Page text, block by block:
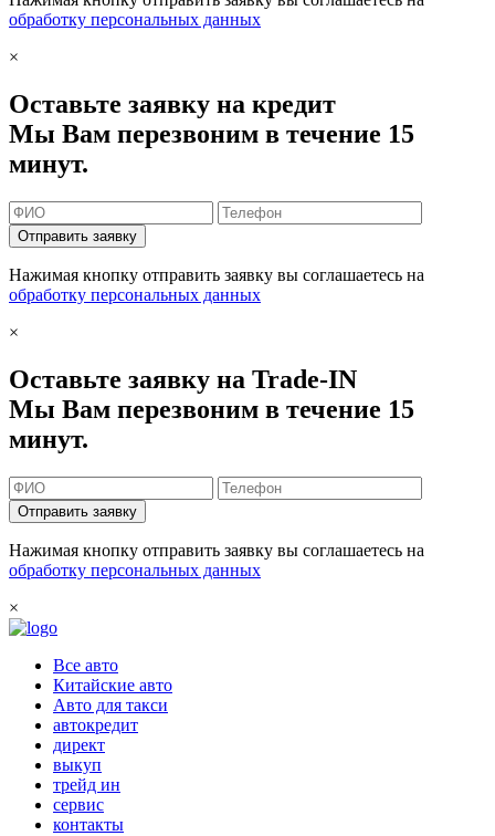
обработку персональных данных
×
Оставьте заявку на кредит
Мы Вам перезвоним в течение 15
минут.
Отправить заявку
Нажимая кнопку отправить заявку вы соглашаетесь на
обработку персональных данных
×
Оставьте заявку на Trade-IN
Мы Вам перезвоним в течение 15
минут.
Отправить заявку
Нажимая кнопку отправить заявку вы соглашаетесь на
обработку персональных данных
×
Все авто
Китайские авто
Авто для такси
автокредит
директ
выкуп
трейд ин
сервис
контакты